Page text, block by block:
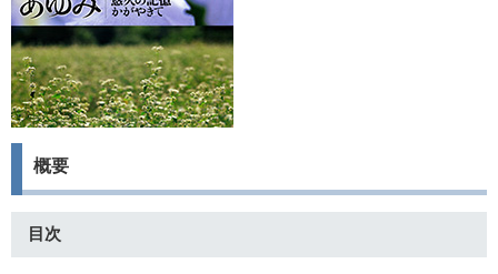
概要
目次